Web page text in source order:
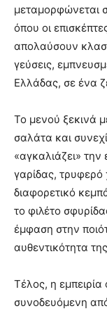
μεταμορφώνεται
όπου οι
απολαύσουν
γεύσεις,
Ελλάδας, σε ένα
Το μενού ξεκινά
σαλάτα και
«αγκαλιάζει»
γαρίδας,
διαφορετικό
το φιλέτο
έμφαση στην
αυθεντικότητα
Τέλος, η
συνοδευόμενη